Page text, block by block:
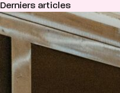
Derniers articles